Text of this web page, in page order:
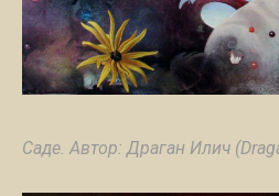
Саде. Автор: Драган Илич